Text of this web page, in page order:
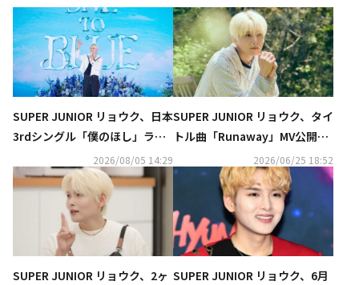
SUPER JUNIOR リョウク、日本
3rdシングル「僕のほし」ライ
ブクリップ公開…東京公演にも
期待
2026/08/05 14:29
SUPER JUNIOR リョウク、タイ
トル曲「Runaway」MV公開…
夏らしい爽やかな雰囲気に注目
2026/06/25 18:52
SUPER JUNIOR リョウク、2ヶ SUPER JUNIOR リョウク、6月